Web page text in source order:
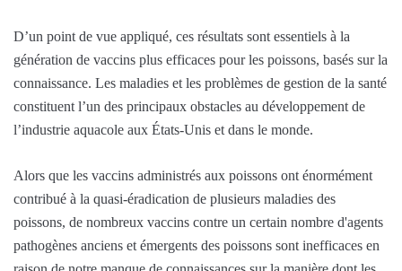
D’un point de vue appliqué, ces résultats sont essentiels à la
génération de vaccins plus efficaces pour les poissons, basés sur la
connaissance. Les maladies et les problèmes de gestion de la santé
constituent l’un des principaux obstacles au développement de
l’industrie aquacole aux États-Unis et dans le monde.
Alors que les vaccins administrés aux poissons ont énormément
contribué à la quasi-éradication de plusieurs maladies des
poissons, de nombreux vaccins contre un certain nombre d'agents
pathogènes anciens et émergents des poissons sont inefficaces en